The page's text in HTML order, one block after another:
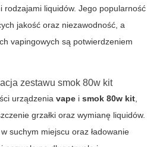
rodzajami liquidów. Jego popularność
jakość oraz niezawodność, a
vapingowych są potwierdzeniem
zestawu smok 80w kit
urządzenia vape i smok 80w kit,
grzałki oraz wymianę liquidów.
suchym miejscu oraz ładowanie